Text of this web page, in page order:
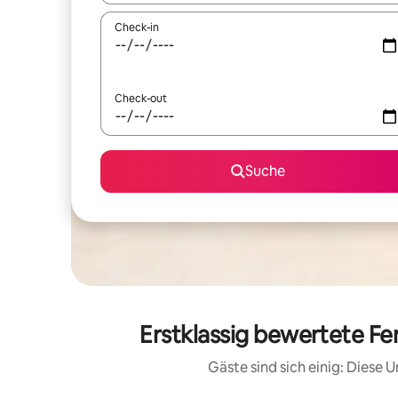
Check-in
Check-out
Suche
Erstklassig bewertete
Gäste sind sich einig: Diese